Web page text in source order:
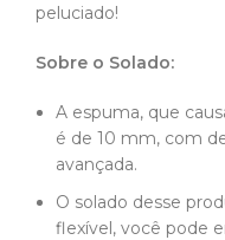
peluciado!
Sobre o Solado:
A espuma, que
é de 10 mm, com
avançada.
O solado desse
flexível, você pode